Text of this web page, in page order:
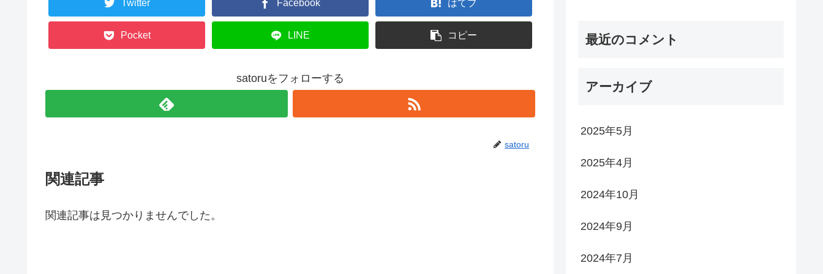
Twitter Facebook はてブ
Pocket LINE コピー
satoruをフォローする
satoru
関連記事
関連記事は見つかりませんでした。
最近のコメント
アーカイブ
2025年5月
2025年4月
2024年10月
2024年9月
2024年7月